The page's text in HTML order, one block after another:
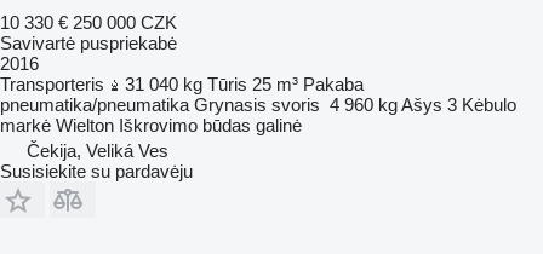
10 330 € 250 000 CZK
Savivartė puspriekabė
2016
Transporteris
31 040 kg Tūris 25 m³ Pakaba
pneumatika/pneumatika Grynasis svoris 4 960 kgAšys 3 Kėbulo
markė Wielton Iškrovimo būdas galinė
Čekija, Veliká Ves
Susisiekite su pardavėju